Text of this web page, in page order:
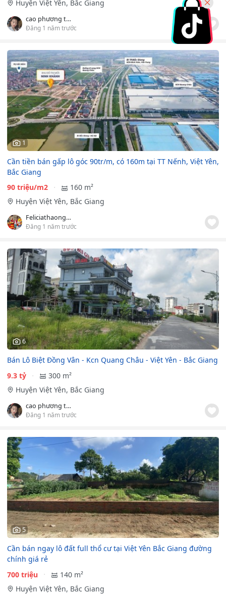
Huyện Việt Yên, Bắc Giang
cao phương thảo
Đăng 1 năm trước
1
Cần tiền bán gấp lô góc 90tr/m, có 160m tại TT Nếnh, Việt Yên,
Bắc Giang
90 triệu/m2
160 m²
Huyện Việt Yên, Bắc Giang
Feliciathaonguyen
Đăng 1 năm trước
6
Bán Lô Biệt Đồng Vân - Kcn Quang Châu - Việt Yên - Bắc Giang
9.3 tỷ
300 m²
Huyện Việt Yên, Bắc Giang
cao phương thảo
Đăng 1 năm trước
5
Cần bán ngay lô đất full thổ cư tại Việt Yên Bắc Giang đường
chính giá rẻ
700 triệu
140 m²
Huyện Việt Yên, Bắc Giang